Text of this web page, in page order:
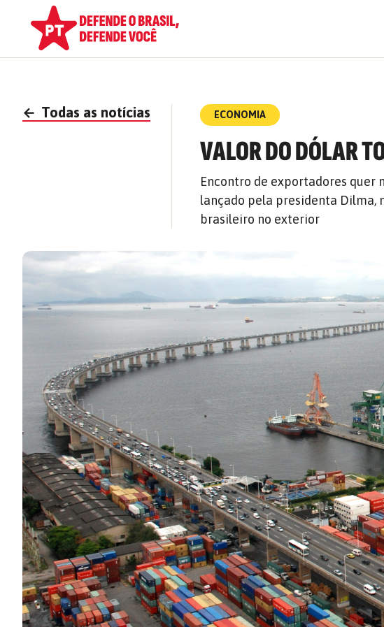
← Todas as notícias ECONOMIA
VALOR DO DÓLAR
Encontro de exportadores quer
lançado pela presidenta
brasileiro no exterior